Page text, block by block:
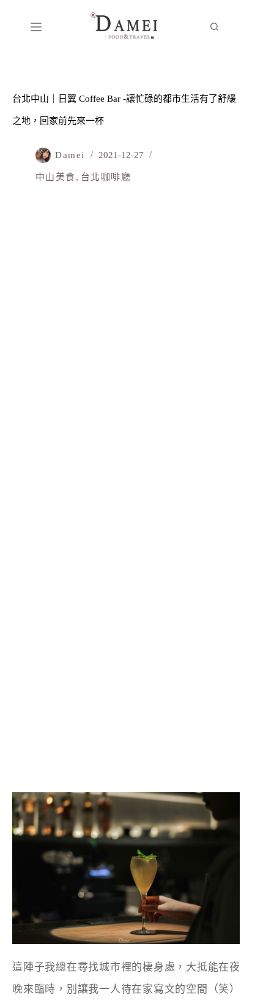
台北中山｜日翼 Coffee Bar -讓忙碌的都市生活有了舒緩
之地，回家前先來一杯
Damei 2021-12-27
中山美食, 台北咖啡廳
這陣子我總在尋找城市裡的棲身處，大抵能在夜
晚來臨時，別讓我一人待在家寫文的空間（笑）